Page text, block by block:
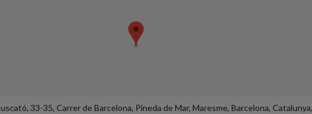
33-35, Carrer de Barcelona, Pineda de Mar, Maresme, Barcelona,